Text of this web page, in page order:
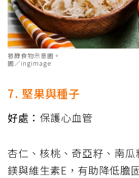
發酵食物示意圖。
圖／ingimage
7. 堅果與種子
好處： 保護心血管
杏仁、核桃、奇亞籽、南瓜
鎂與維生素E，有助降低膽